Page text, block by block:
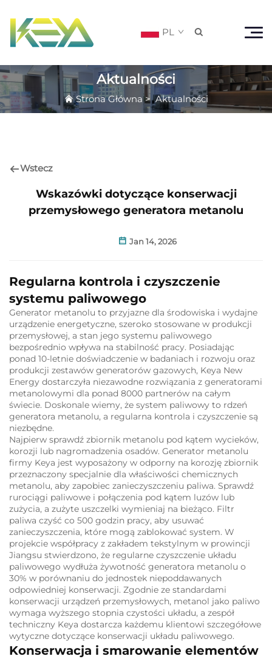
PL 
Aktualności
Strona Główna>Aktualności
Wstecz
Wskazówki dotyczące konserwacji
przemysłowego generatora metanolu
Jan 14, 2026
Regularna kontrola i czyszczenie
systemu paliwowego
Generator metanolu to przyjazne dla środowiska i wydajne
urządzenie energetyczne, szeroko stosowane w produkcji
przemysłowej, a stan jego systemu paliwowego
bezpośrednio wpływa na stabilność pracy. Posiadając
ponad 10-letnie doświadczenie w badaniach i rozwoju oraz
produkcji zestawów generatorów gazowych, Keya New
Energy dostarczyła niezawodne rozwiązania z generatorami
metanolowymi dla ponad 8000 partnerów na całym
świecie. Doskonale wiemy, że system paliwowy to rdzeń
generatora metanolu, a regularna kontrola i czyszczenie są
niezbędne.
Najpierw sprawdź zbiornik metanolu pod kątem wycieków,
korozji lub nagromadzenia osadów. Generator metanolu
firmy Keya jest wyposażony w odporny na korozję zbiornik
przeznaczony specjalnie dla właściwości chemicznych
metanolu, aby zapobiec zanieczyszczeniu paliwa. Sprawdź
rurociągi paliwowe i połączenia pod kątem luzów lub
zużycia, a zużyte uszczelki wymieniaj na bieżąco. Filtr
paliwa czyść co 500 godzin pracy, aby usuwać
zanieczyszczenia, które mogą zablokować system. W
projekcie współpracy z zakładem tekstylnym w prowincji
Jiangsu stwierdzono, że regularne czyszczenie układu
paliwowego wydłuża żywotność generatora metanolu o
30% w porównaniu do jednostek niepoddawanych
odpowiedniej konserwacji. Zgodnie ze standardami
konserwacji urządzeń przemysłowych, metanol jako paliwo
wymaga wyższego stopnia czystości układu, a zespół
techniczny Keya dostarcza każdemu klientowi szczegółowe
wytyczne dotyczące konserwacji układu paliwowego.
Konserwacja i smarowanie elementów